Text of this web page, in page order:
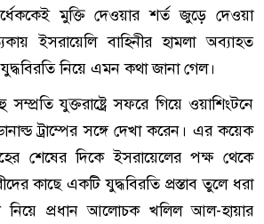
মুক্তি দেওয়ার শর্ত জুড়ে দেওয়া
ইসরায়েলি বাহিনীর হামলা অব্যাহত
নিয়ে এমন কথা জানা গেল।
সম্প্রতি যুক্তরাষ্ট্রে সফরে গিয়ে ওয়াশিংটনে
ট্রাম্পের সঙ্গে দেখা করেন। এর কয়েক
শেষের দিকে ইসরায়েলের পক্ষ থেকে
কাছে একটি যুদ্ধবিরতি প্রস্তাব তুলে ধরা
নিয়ে প্রধান আলোচক খলিল আল-হায়ার